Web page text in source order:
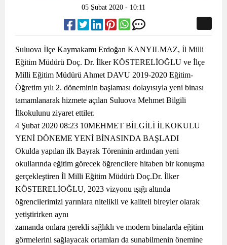
05 Şubat 2020 - 10:11
Suluova İlçe Kaymakamı Erdoğan KANYILMAZ, İl Milli
Eğitim Müdürü Doç. Dr. İlker KÖSTERELİOĞLU ve İlçe
Milli Eğitim Müdürü Ahmet DAVU 2019-2020 Eğitim-
Öğretim yılı 2. döneminin başlaması dolayısıyla yeni binası
tamamlanarak hizmete açılan Suluova Mehmet Bilgili
İlkokulunu ziyaret ettiler.
4 Şubat 2020 08:23 10MEHMET BİLGİLİ İLKOKULU
YENİ DÖNEME YENİ BİNASINDA BAŞLADI
Okulda yapılan ilk Bayrak Töreninin ardından yeni
okullarında eğitim görecek öğrencilere hitaben bir konuşma
gerçekleştiren İl Milli Eğitim Müdürü Doç.Dr. İlker
KÖSTERELİOĞLU, 2023 vizyonu ışığı altında
öğrencilerimizi yarınlara nitelikli ve kaliteli bireyler olarak
yetiştirirken aynı
zamanda onlara gerekli sağlıklı ve modern binalarda eğitim
görmelerini sağlayacak ortamları da sunabilmenin önemine